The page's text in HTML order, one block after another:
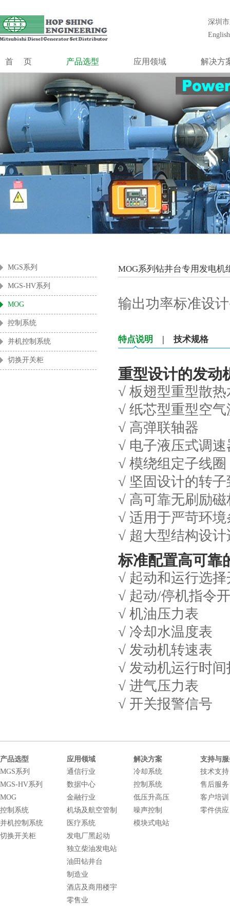
统工程设计、安装、调试、维护和大修等一站式解决方案。
合成工程
MGS系列
MGS-HV系列
控制系统
并机控制
切换开关
深圳
English
首页 产品选型 应用领域 解决方
MGS系列
MGS-HV系列
MOG
控制系统
并机控制系统
切换开关柜
数据中心
金融行业
机场及航空管制
医疗系统
发电厂黑起动
独立柴油发电站
油田钻井台
制造业
酒店及商用楼宇
冷却系
控制系
低压升
噪声控
模块式
MGS系列
MGS-HV系列
MOG
控制系统
并机控制系统
切换开关柜
MOG系列钻井台专用发电机
输出功率标准设
特点说明 | 技术规格
重型设计的发动
√ 板翅型重型散热
√ 纸芯型重型空
√ 高弹联轴器
√ 电子液压式调
√ 模绕组定子线圈
√ 坚固设计的转
√ 高可靠无刷励磁
√ 适用于严苛环
√ 超大型结构设
标准配置高可靠
√ 起动和运行选择
√ 起动/停机指令
√ 机油压力表
√ 冷却水温度表
√ 发动机转速表
√ 发动机运行时间
√ 进气压力表
√ 开关报警信号
产品选型 应用领域 解决方案
支持与
MGS系列
MGS-HV系列
MOG
控制系统
并机控制系统
切换开关柜
通信行业
数据中心
金融行业
机场及航空管制
医疗系统
发电厂黑起动
独立柴油发电站
油田钻井台
制造业
酒店及商用楼宇
零售业
冷却系统
控制系统
低压升高压
噪声控制
模块式电站
技术支持
售后服务
客户培训
零件供应